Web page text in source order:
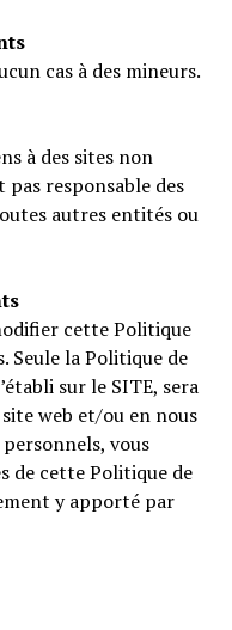
cas à des mineurs.
à des sites non
pas responsable des
autres entités ou
cette Politique
Seule la Politique de
sur le SITE, sera
web et/ou en nous
vous
de cette Politique de
y apporté par